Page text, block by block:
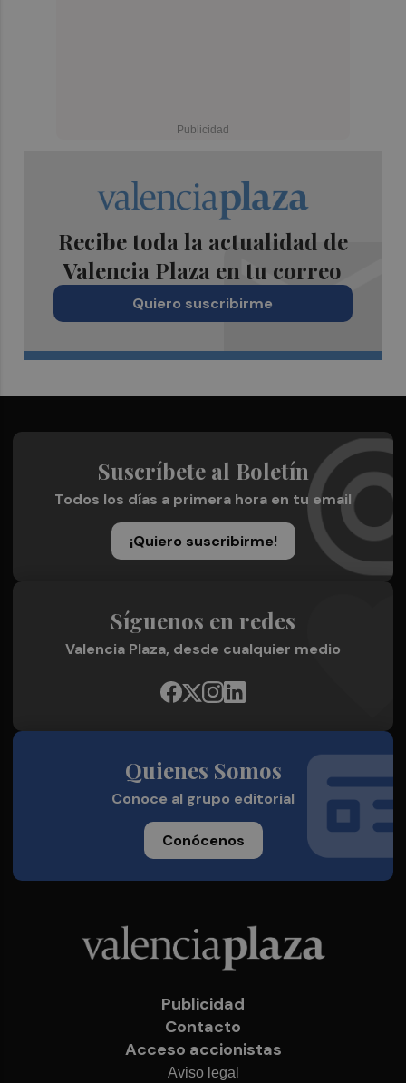
Recibe toda la actualidad de
Valencia Plaza en tu correo
Quiero suscribirme
Suscríbete al Boletín
Todos los días a primera hora en tu email
¡Quiero suscribirme!
Síguenos en redes
Valencia Plaza, desde cualquier medio
Quienes Somos
Conoce al grupo editorial
Conócenos
Publicidad
Contacto
Acceso accionistas
Aviso legal